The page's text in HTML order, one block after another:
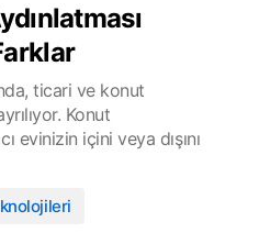
ticari ve konut
Konut
evinizin içini veya dışını